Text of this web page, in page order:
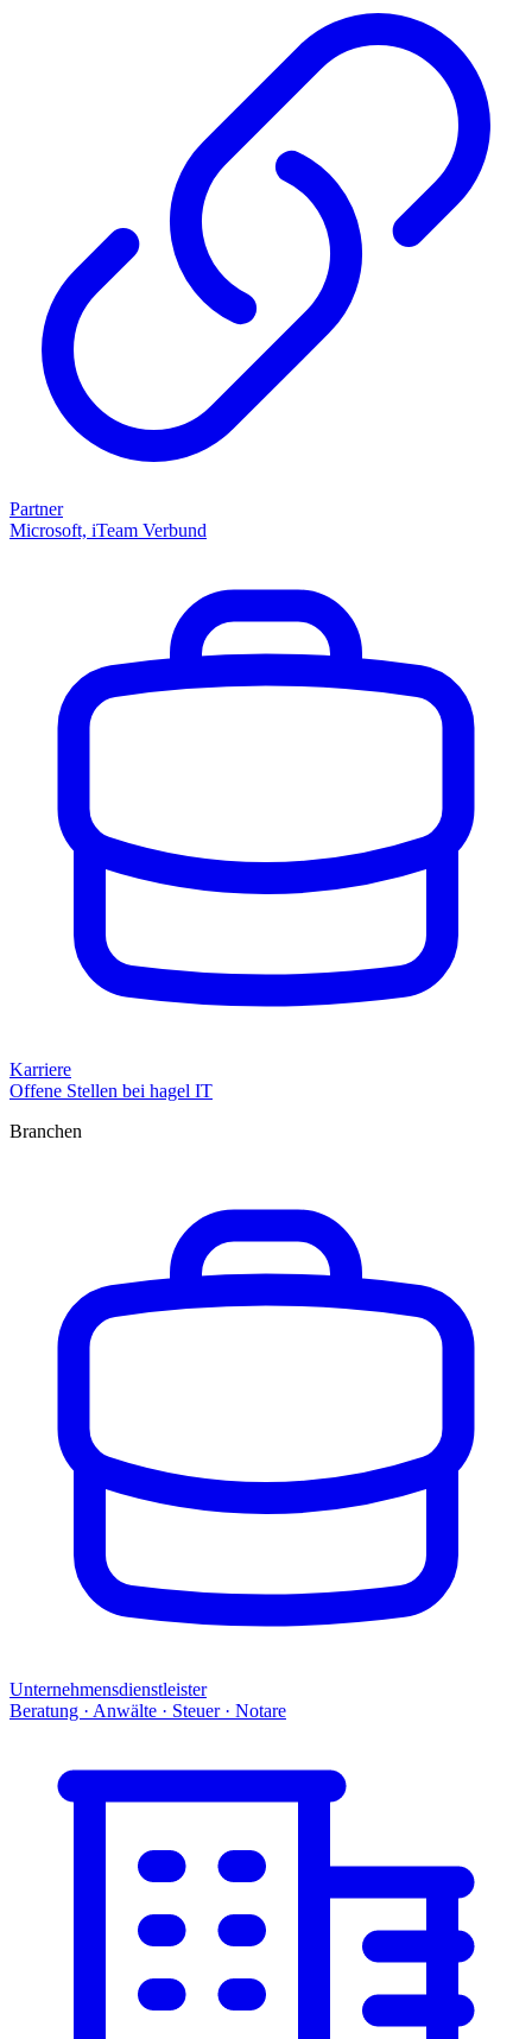
Partner
Microsoft, iTeam Verbund
Karriere
Offene Stellen bei hagel IT
Branchen
Unternehmensdienstleister
Beratung · Anwälte · Steuer · Notare